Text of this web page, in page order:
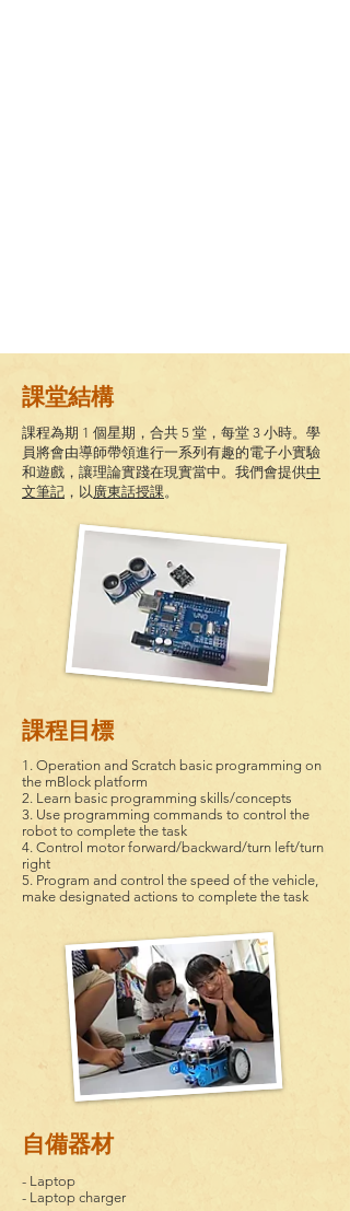
課堂結構
課程為期 1 個星期 ，合共 5 堂，每堂 3 小時。學
員將會由導師帶領進行一系列有趣的電子小實驗
和遊戲，讓理論實踐在現實當中。我們會提供中
文筆記 ，以廣東話授課。
課程目標
1. Operation and Scratch basic programming on
the mBlock platform
2. Learn basic programming skills/concepts
3. Use programming commands to control the
robot to complete the task
4. Control motor forward/backward/turn left/turn
right
5. Program and control the speed of the vehicle,
make designated actions to complete the task
自備器材
- Laptop
- Laptop charger